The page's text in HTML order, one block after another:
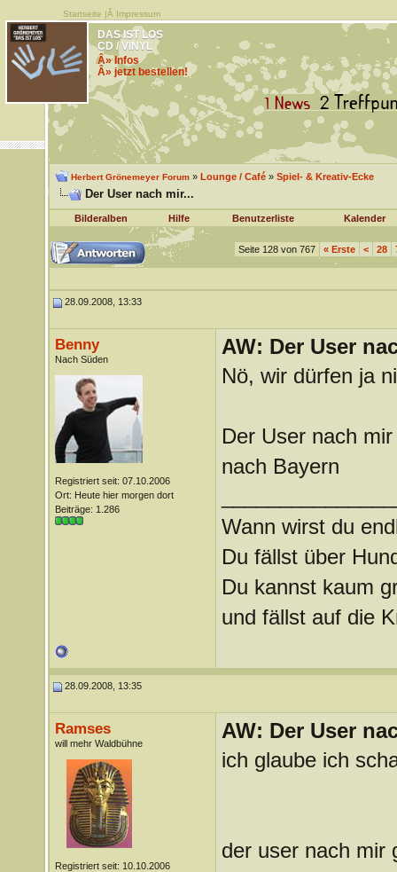
Startseite |Â Impressum
DAS IST LOS
CD / VINYL
Â» Infos
Â» jetzt bestellen!
Herbert Grönemeyer Forum» Lounge / Café» Spiel- & Kreativ-Ecke
Der User nach mir...
Bilderalben Hilfe Benutzerliste Kalender
Seite 128 von 767 «Erste < 28
28.09.2008, 13:33
Benny
Nach Süden
Registriert seit: 07.10.2006
Ort: Heute hier morgen dort
Beiträge: 1.286
AW: Der User
Nö, wir dürfen ja
Der User nach
nach Bayern
Wann wirst du
Du fällst über
Du kannst kaum
und fällst auf die
28.09.2008, 13:35
Ramses
will mehr Waldbühne
Registriert seit: 10.10.2006
AW: Der User
ich glaube ich
der user nach mir